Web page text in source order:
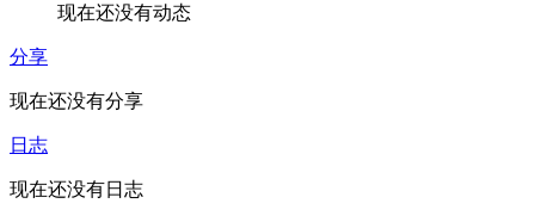
现在还没有动态
分享
现在还没有分享
日志
现在还没有日志